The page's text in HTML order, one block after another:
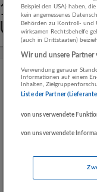
1 Handwerk
Beispiel den USA) haben,
kein angemessenes
Behörden zu Kontroll- und
wirksamen Rechtsbehelfe
(auch in Drittstaaten)
Wir und unsere Partner
Verwendung genauer
Informationen auf einem
Inhalten,
Liste der Partner
von uns verwendete
von uns verwendete